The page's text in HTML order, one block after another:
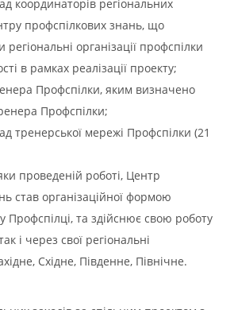
координаторів регіональних
профспілкових знань, що
організації профспілки
в рамках реалізації проекту;
Профспілки, яким визначено
Профспілки;
тренерської мережі Профспілки (21
проведеній роботі, Центр
став організаційної формою
Профспілці, та здійснює свою роботу
і через свої регіональні
Східне, Південне, Північне.